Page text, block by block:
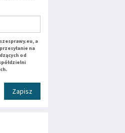
a
na
od
Zapisz